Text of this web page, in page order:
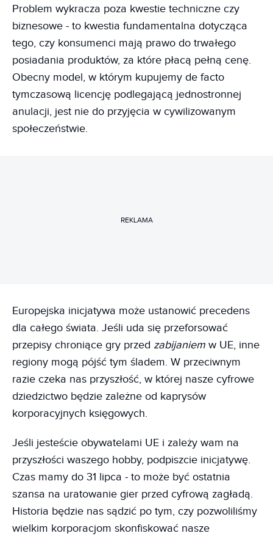
Problem wykracza poza kwestie techniczne czy
biznesowe - to kwestia fundamentalna dotycząca
tego, czy konsumenci mają prawo do trwałego
posiadania produktów, za które płacą pełną cenę.
Obecny model, w którym kupujemy de facto
tymczasową licencję podlegającą jednostronnej
anulacji, jest nie do przyjęcia w cywilizowanym
społeczeństwie.
REKLAMA
Europejska inicjatywa może ustanowić precedens
dla całego świata. Jeśli uda się przeforsować
przepisy chroniące gry przed zabijaniem w UE, inne
regiony mogą pójść tym śladem. W przeciwnym
razie czeka nas przyszłość, w której nasze cyfrowe
dziedzictwo będzie zależne od kaprysów
korporacyjnych księgowych.
Jeśli jesteście obywatelami UE i zależy wam na
przyszłości waszego hobby, podpiszcie inicjatywę.
Czas mamy do 31 lipca - to może być ostatnia
szansa na uratowanie gier przed cyfrową zagładą.
Historia będzie nas sądzić po tym, czy pozwoliliśmy
wielkim korporacjom skonfiskować nasze